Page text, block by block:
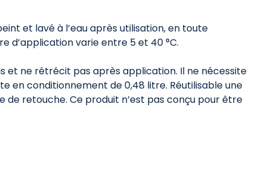
et lavé à l’eau après utilisation, en toute
d’application varie entre 5 et 40 °C.
et ne rétrécit pas après application. Il ne nécessite
en conditionnement de 0,48 litre. Réutilisable une
de retouche. Ce produit n’est pas conçu pour être